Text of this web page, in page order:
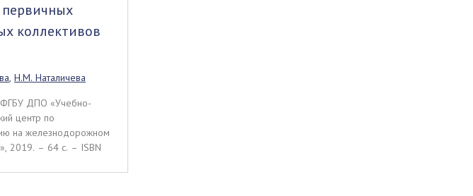
коллективов
, Н.М. Наталичева
ДПО «Учебно-
центр по
на железнодорожном
2019. – 64 c. – ISBN